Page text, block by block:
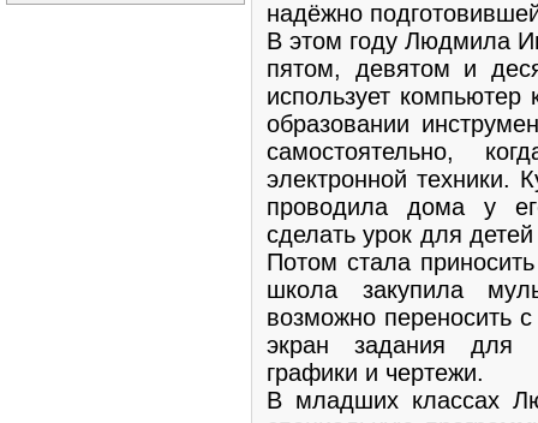
надёжно
В этом году Людмила
пятом, девятом и
использует
образовании
самостоятельно,
электронной техники.
проводила дома у
сделать урок для
Потом стала
школа закупила
возможно переносить
экран задания для
графики и чертежи.
В младших классах